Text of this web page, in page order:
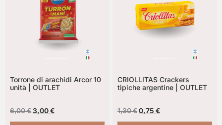
Torrone di arachidi Arcor 10
unità | OUTLET
6,00€3,00€
CRIOLLITAS Crackers
tipiche argentine | OUTLET
1,30€0,75 €